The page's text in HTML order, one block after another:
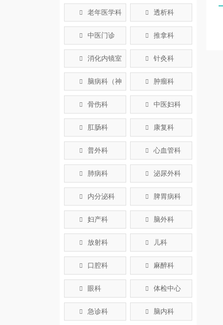
 老年医学科  透析科
 中医门诊  推拿科
 消化内镜室  针灸科
 脑病科（神
经内科）
 肿瘤科
 骨伤科  中医妇科
 肛肠科  康复科
 普外科  心血管科
 肺病科  泌尿外科
 内分泌科  脾胃病科
 妇产科  脑外科
 放射科  儿科
 口腔科  麻醉科
 眼科  体检中心
 急诊科  脑内科